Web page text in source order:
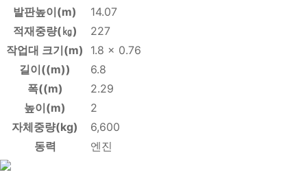
발판높이(m)
14.07
적재중량(㎏)
227
작업대 크기(m)
1.8 x 0.76
길이((m))
6.8
폭((m)
2.29
높이(m)
2
자체중량(kg)
6,600
동력
엔진